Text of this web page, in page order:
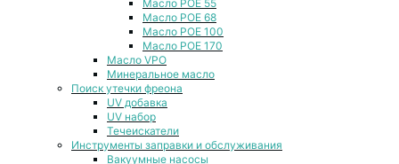
Масло POE 55
Масло POE 68
Масло POE 100
Масло POE 170
Масло VPO
Минеральное масло
Поиск утечки фреона
UV добавка
UV набор
Течеискатели
Инструменты заправки и обслуживания
Вакуумные насосы